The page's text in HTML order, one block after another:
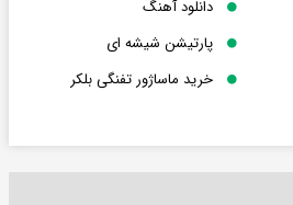
دانلود آهنگ
پارتیشن شیشه ای
خرید ماساژور تفنگی بلکر